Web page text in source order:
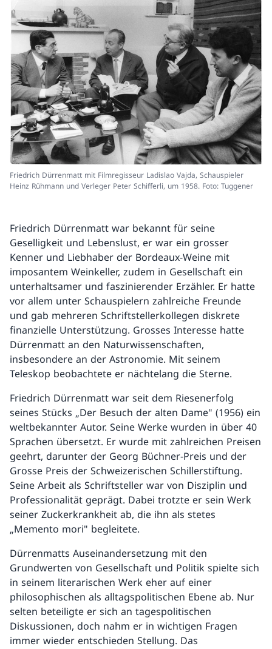
Friedrich Dürrenmatt mit Filmregisseur Ladislao Vajda, Schauspieler
Heinz Rühmann und Verleger Peter Schifferli, um 1958. Foto: Tuggener
Friedrich Dürrenmatt war bekannt für seine
Geselligkeit und Lebenslust, er war ein grosser
Kenner und Liebhaber der Bordeaux-Weine mit
imposantem Weinkeller, zudem in Gesellschaft ein
unterhaltsamer und faszinierender Erzähler. Er hatte
vor allem unter Schauspielern zahlreiche Freunde
und gab mehreren Schriftstellerkollegen diskrete
finanzielle Unterstützung. Grosses Interesse hatte
Dürrenmatt an den Naturwissenschaften,
insbesondere an der Astronomie. Mit seinem
Teleskop beobachtete er nächtelang die Sterne.
Friedrich Dürrenmatt war seit dem Riesenerfolg
seines Stücks „Der Besuch der alten Dame" (1956) ein
weltbekannter Autor. Seine Werke wurden in über 40
Sprachen übersetzt. Er wurde mit zahlreichen Preisen
geehrt, darunter der Georg Büchner-Preis und der
Grosse Preis der Schweizerischen Schillerstiftung.
Seine Arbeit als Schriftsteller war von Disziplin und
Professionalität geprägt. Dabei trotzte er sein Werk
seiner Zuckerkrankheit ab, die ihn als stetes
„Memento mori" begleitete.
Dürrenmatts Auseinandersetzung mit den
Grundwerten von Gesellschaft und Politik spielte sich
in seinem literarischen Werk eher auf einer
philosophischen als alltagspolitischen Ebene ab. Nur
selten beteiligte er sich an tagespolitischen
Diskussionen, doch nahm er in wichtigen Fragen
immer wieder entschieden Stellung. Das